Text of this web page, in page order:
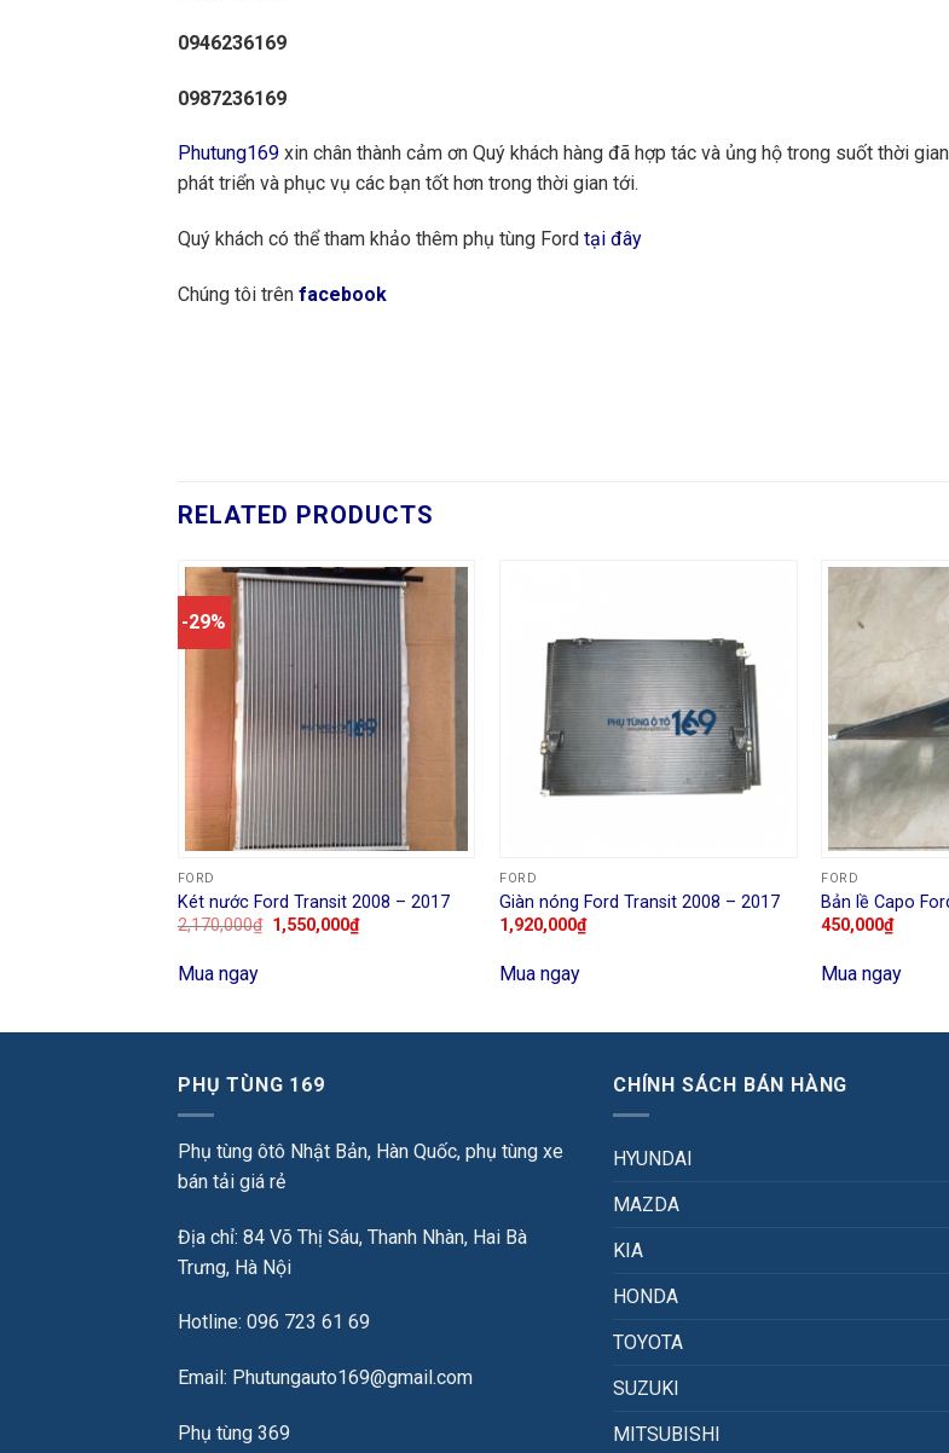
0946236169
0987236169
Phutung169 xin chân thành cảm ơn Quý khách hàng đã hợp tác và ủng hộ trong suốt thời
phát triển và phục vụ các bạn tốt hơn trong thời gian tới.
Quý khách có thể tham khảo thêm phụ tùng Ford tại đây
Chúng tôi trên facebook
RELATED PRODUCTS
-29%
FORD
Két nước Ford Transit 2008 – 2017
2,170,000₫ 1,550,000₫
Mua ngay
FORD
Giàn nóng Ford Transit 2008 – 2017
1,920,000₫
Mua ngay
FORD
Bản lề Capo
450,000₫
Mua ngay
PHỤ TÙNG 169
Phụ tùng ôtô Nhật Bản, Hàn Quốc, phụ tùng xe
bán tải giá rẻ
Địa chỉ: 84 Võ Thị Sáu, Thanh Nhàn, Hai Bà
Trưng, Hà Nội
Hotline: 096 723 61 69
Email: Phutungauto169@gmail.com
Phụ tùng 369
CHÍNH SÁCH BÁN HÀNG
HYUNDAI
MAZDA
KIA
HONDA
TOYOTA
SUZUKI
MITSUBISHI